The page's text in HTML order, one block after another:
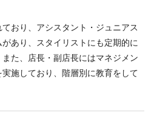
おり、アシスタント・ジュニアス
あり、スタイリストにも定期的に
た、店長・副店長にはマネジメン
施しており、階層別に教育をして